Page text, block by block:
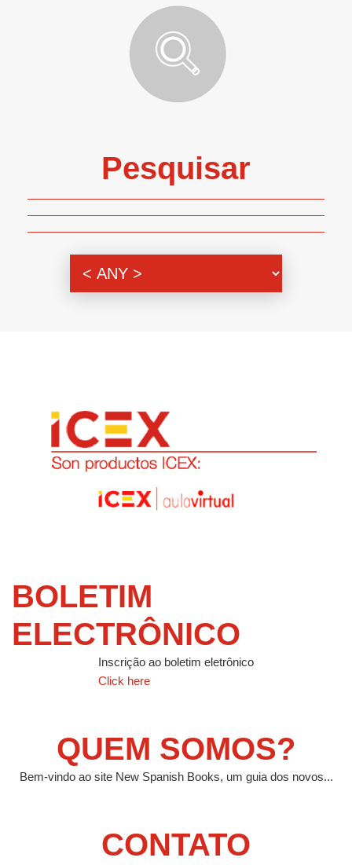
Pesquisar
BOLETIM
ELECTRÔNICO
Inscrição ao boletim eletrônico
Click here
QUEM SOMOS?
Bem-vindo ao site New Spanish Books, um guia dos novos...
CONTATO